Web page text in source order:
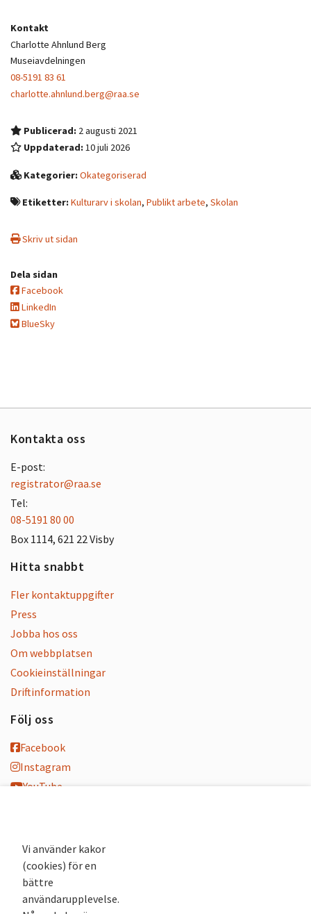
Kontakt
Charlotte Ahnlund Berg
Museiavdelningen
08-5191 83 61
charlotte.ahnlund.berg@raa.se
Publicerad: 2 augusti 2021
Uppdaterad:10 juli 2026
Kategorier:Okategoriserad
Etiketter:Kulturarv i skolan, Publikt arbete, Skolan
Skriv ut sidan
Dela sidan
Facebook
LinkedIn
BlueSky
Kontakta oss
E-post:
registrator@raa.se
Tel:
08-5191 80 00
Box 1114, 621 22 Visby
Hitta snabbt
Fler kontaktuppgifter
Press
Jobba hos oss
Om webbplatsen
Cookieinställningar
Driftinformation
Följ oss
Facebook
Instagram
YouTube
Nyhetsbrev
Andra webbplatser
Arkivsök
Vi använder kakor
(cookies) för en
bättre
användarupplevelse.